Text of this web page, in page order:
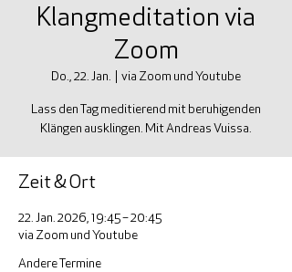
Klangmeditation via
Zoom
Do., 22. Jan. via Zoom und Youtube
Lass den Tag meditierend mit beruhigenden
Klängen ausklingen. Mit Andreas Vuissa.
Zeit & Ort
22. Jan. 2026, 19:45 – 20:45
via Zoom und Youtube
Andere Termine